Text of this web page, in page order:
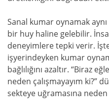
Sanal kumar oynamak aynı
bir huy haline gelebilir.
deneyimlere tepki verir.
işyerindeyken kumar
bağlılığını azaltır. “Biraz
neden çalışmayayım ki?”
sekteye uğramasına